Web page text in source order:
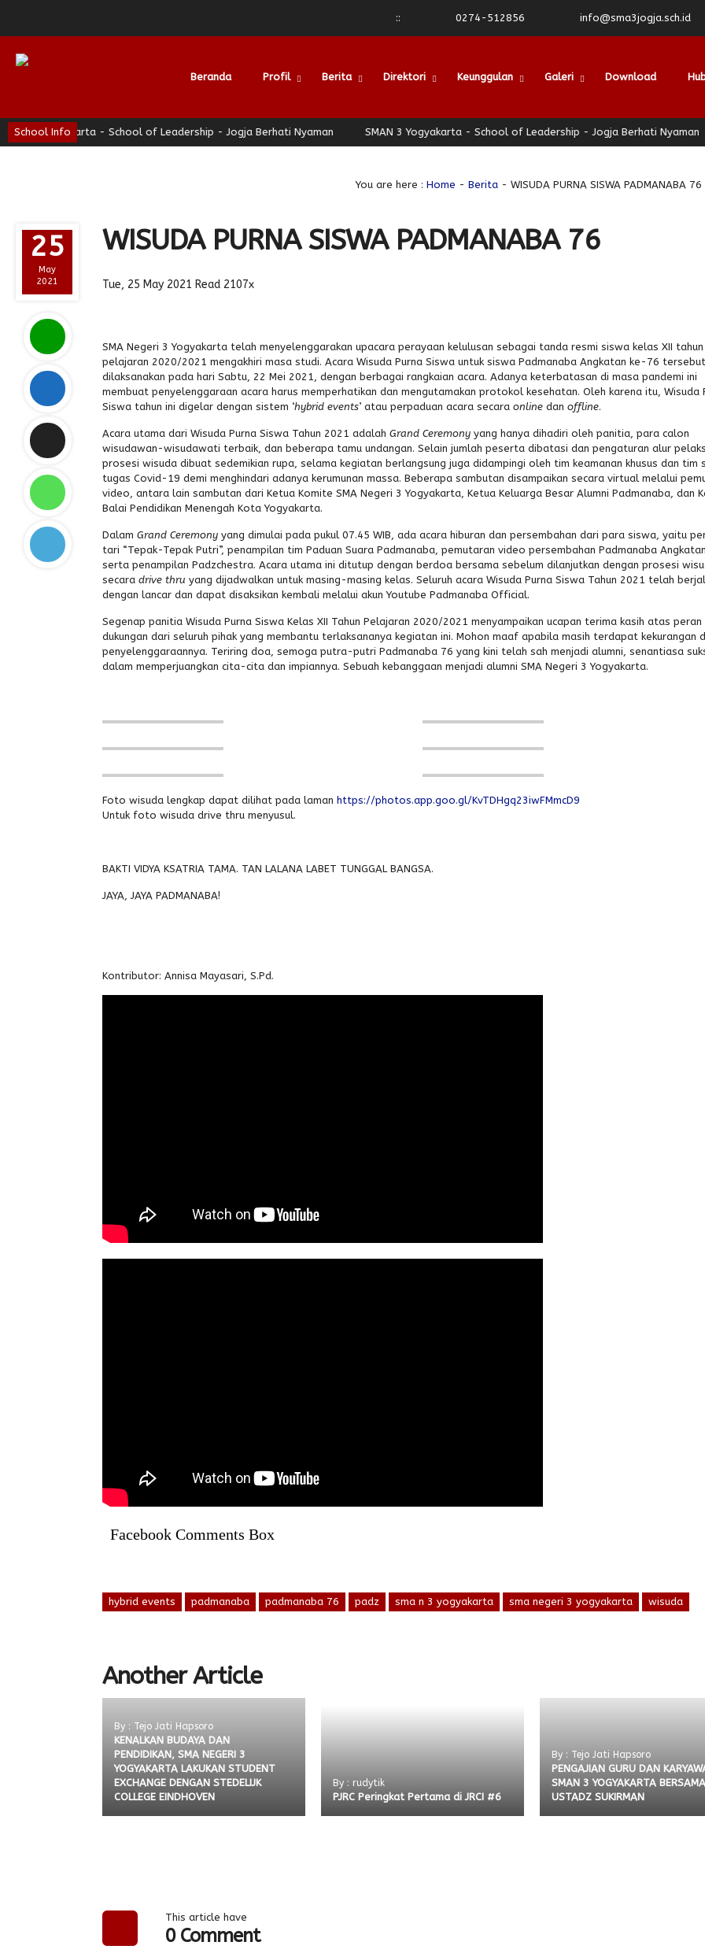
:: 0274-512856 info@sma3jogja.sch.id
Beranda Profil Berita Direktori Keunggulan Galeri Download
School Info- School of Leadership - Jogja Berhati Nyaman SMAN 3 Yogyakarta - School of Leadership - Jogja Berhati Nyaman
You are here : Home - Berita - WISUDA PURNA SISWA PADMANABA 76
25
May
2021
WISUDA PURNA SISWA PADMANABA 76
Tue, 25 May 2021 Read 2107x
SMA Negeri 3 Yogyakarta telah menyelenggarakan upacara perayaan kelulusan sebagai tanda resmi siswa kelas XII tahun
pelajaran 2020/2021 mengakhiri masa studi. Acara Wisuda Purna Siswa untuk siswa Padmanaba Angkatan ke-76 tersebut
dilaksanakan pada hari Sabtu, 22 Mei 2021, dengan berbagai rangkaian acara. Adanya keterbatasan di masa pandemi ini
membuat penyelenggaraan acara harus memperhatikan dan mengutamakan protokol kesehatan. Oleh karena itu, Wisuda
Siswa tahun ini digelar dengan sistem ‘hybrid events’ atau perpaduan acara secara online dan offline.
Acara utama dari Wisuda Purna Siswa Tahun 2021 adalah Grand Ceremony yang hanya dihadiri oleh panitia, para calon
wisudawan-wisudawati terbaik, dan beberapa tamu undangan. Selain jumlah peserta dibatasi dan pengaturan alur
prosesi wisuda dibuat sedemikian rupa, selama kegiatan berlangsung juga didampingi oleh tim keamanan khusus dan tim
tugas Covid-19 demi menghindari adanya kerumunan massa. Beberapa sambutan disampaikan secara virtual melalui
video, antara lain sambutan dari Ketua Komite SMA Negeri 3 Yogyakarta, Ketua Keluarga Besar Alumni Padmanaba, dan
Balai Pendidikan Menengah Kota Yogyakarta.
Dalam Grand Ceremony yang dimulai pada pukul 07.45 WIB, ada acara hiburan dan persembahan dari para siswa, yaitu
tari “Tepak-Tepak Putri”, penampilan tim Paduan Suara Padmanaba, pemutaran video persembahan Padmanaba
serta penampilan Padzchestra. Acara utama ini ditutup dengan berdoa bersama sebelum dilanjutkan dengan prosesi
secara drive thru yang dijadwalkan untuk masing-masing kelas. Seluruh acara Wisuda Purna Siswa Tahun 2021 telah
dengan lancar dan dapat disaksikan kembali melalui akun Youtube Padmanaba Official.
Segenap panitia Wisuda Purna Siswa Kelas XII Tahun Pelajaran 2020/2021 menyampaikan ucapan terima kasih atas peran
dukungan dari seluruh pihak yang membantu terlaksananya kegiatan ini. Mohon maaf apabila masih terdapat kekurangan
penyelenggaraannya. Teriring doa, semoga putra-putri Padmanaba 76 yang kini telah sah menjadi alumni, senantiasa
dalam memperjuangkan cita-cita dan impiannya. Sebuah kebanggaan menjadi alumni SMA Negeri 3 Yogyakarta.
Foto wisuda lengkap dapat dilihat pada laman https://photos.app.goo.gl/KvTDHgq23iwFMmcD9
Untuk foto wisuda drive thru menyusul.
BAKTI VIDYA KSATRIA TAMA. TAN LALANA LABET TUNGGAL BANGSA.
JAYA, JAYA PADMANABA!
Kontributor: Annisa Mayasari, S.Pd.
Facebook Comments Box
hybrid events padmanaba padmanaba 76 padz sma n 3 yogyakarta sma negeri 3 yogyakarta wisuda
Another Article
By : Tejo Jati Hapsoro
KENALKAN BUDAYA DAN
PENDIDIKAN, SMA NEGERI 3
YOGYAKARTA LAKUKAN STUDENT
EXCHANGE DENGAN STEDELIJK
COLLEGE EINDHOVEN
By : rudytik
PJRC Peringkat Pertama di JRCI #6
By : Tejo Jati Hapsoro
PENGAJIAN GURU DAN
SMAN 3 YOGYAKARTA BERSAMA
USTADZ SUKIRMAN
This article have
0 Comment